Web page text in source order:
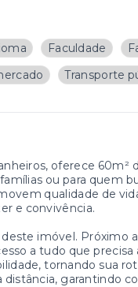
Faculdade
Transporte
oferece 60m²
ou para quem
qualidade de
e convivência.
imóvel. Próximo
a tudo que
tornando sua
garantindo